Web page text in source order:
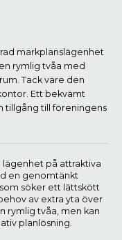
markplanslägenhet
rymlig tvåa med
Tack vare den
Ett bekvämt
tillgång till föreningens
på attraktiva
en genomtänkt
söker ett lättskött
av extra yta över
rymlig tvåa, men kan
planlösning.